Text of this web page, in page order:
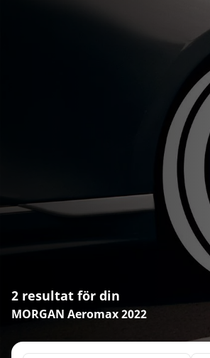
2 resultat för din
MORGAN Aeromax 2022